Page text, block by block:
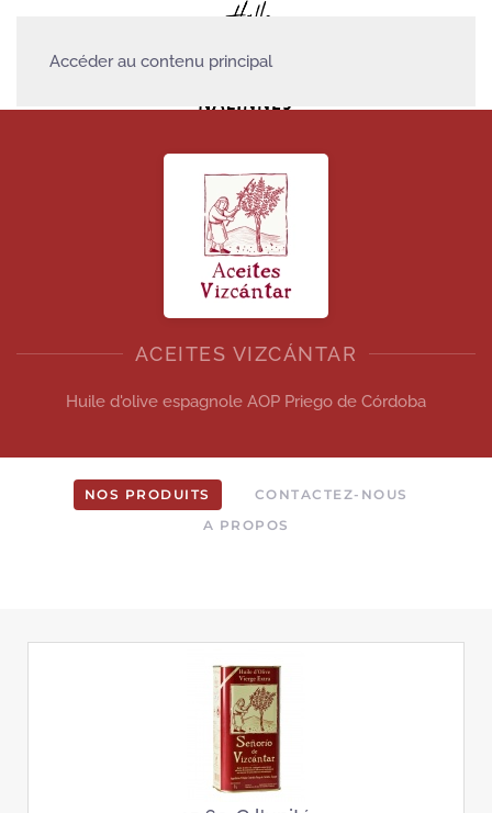
Accéder au contenu principal
ACEITES VIZCÁNTAR
Huile d'olive espagnole AOP Priego de Córdoba
NOS PRODUITS
CONTACTEZ-NOUS
A PROPOS